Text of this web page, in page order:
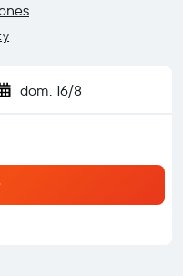
dom. 16/8